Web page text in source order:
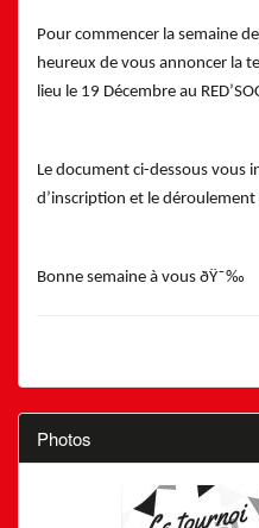
Pour commencer la semaine
heureux de vous annoncer la
lieu le 19 Décembre au
Le document ci-dessous vous
d’inscription et le
Bonne semaine à vous ðŸ˜‰
Photos